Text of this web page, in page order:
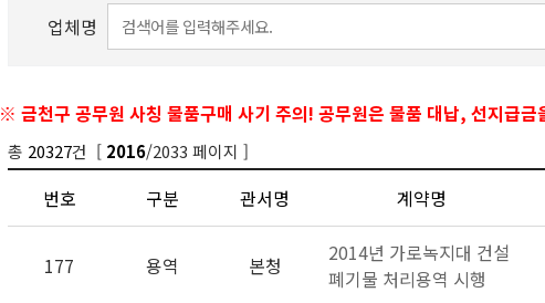
업체명
※ 금천구 공무원 사칭 물품구매 사기 주의! 공무원은 물품 대납, 선지급금
총 20327건 [ 2016/2033 페이지 ]
번호 구분 관서명 계약명
177 용역 본청
2014년 가로녹지대 건설
폐기물 처리용역 시행